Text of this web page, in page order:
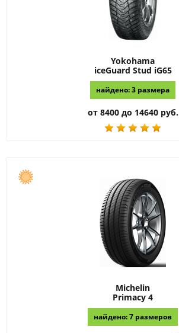
Yokohama
iceGuard Stud iG65
найдено: 3 размера
от 8400 до 14640 руб.
Michelin
Primacy 4
найдено: 7 размеров